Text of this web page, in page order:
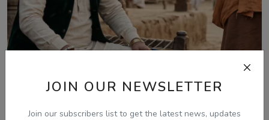
JOIN OUR NEWSLETTER
Join our subscribers list to get the latest news, updates
Jul 29, 2026